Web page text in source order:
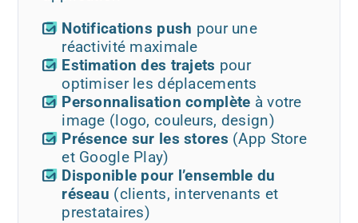
Notifications push pour une
réactivité maximale
Estimation des trajets pour
optimiser les déplacements
Personnalisation complète à votre
image (logo, couleurs, design)
Présence sur les stores (App Store
et Google Play)
Disponible pour l’ensemble du
réseau (clients, intervenants et
prestataires)